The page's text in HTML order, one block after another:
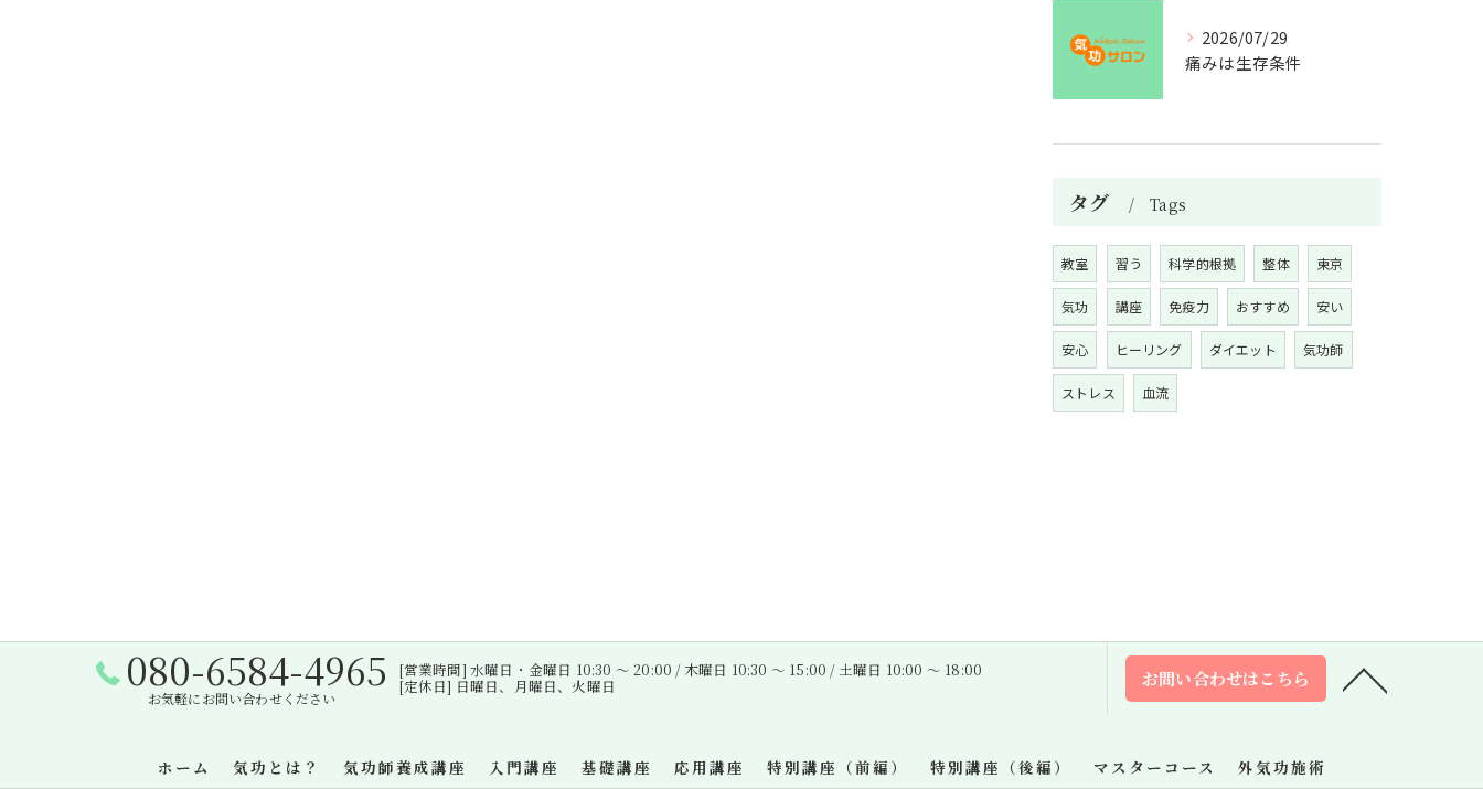
2026/07/29
痛みは生存条件
タグ Tags
教室 習う 科学的根拠 整体 東京
気功 講座 免疫力 おすすめ 安い
安心 ヒーリング ダイエット 気功師
ストレス 血流
080-6584-4965
お気軽にお問い合わせください
[営業時間] 水曜日・金曜日 10:30 〜 20:00 / 木曜日 10:30 〜 15:00 / 土曜日 10:00 〜 18:00
[定休日] 日曜日、月曜日、火曜日
お問い合わせはこちら
ホーム 気功とは？ 気功師養成講座 入門講座 基礎講座 応用講座 特別講座（前編） 特別講座（後編） マスターコース 外気功施術